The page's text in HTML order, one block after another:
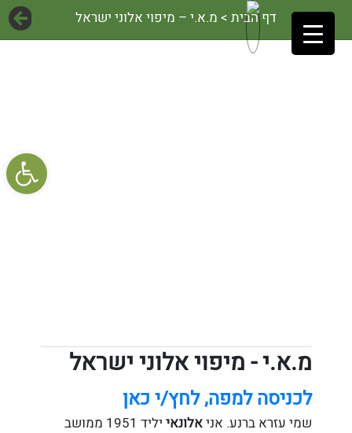
דף הבית > מ.א.י – מיפוי אלוני ישראל
מ.א.י - מיפוי אלוני ישראל
לכניסה למפה, לחץ/י כאן
שמי עזרא ברנע. אניאלונאי
יליד 1951 ממושב